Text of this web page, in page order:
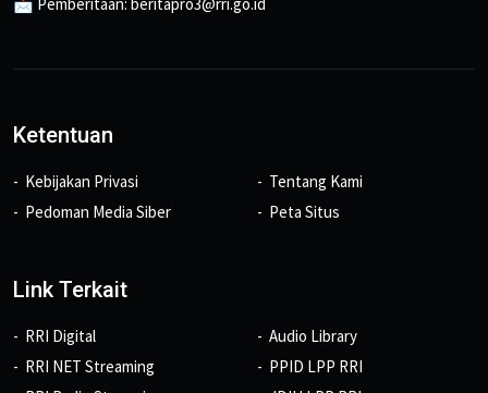
Ketentuan
Kebijakan Privasi
Pedoman Media Siber
Tentang Kami
Peta Situs
Link Terkait
RRI Digital
RRI NET Streaming
Audio Library
PPID LPP RRI